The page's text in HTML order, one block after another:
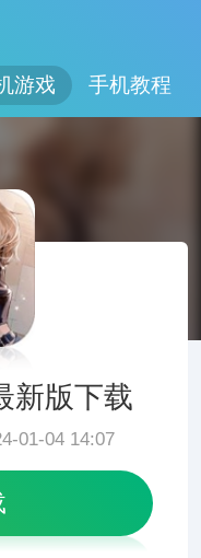
游戏 手机教程
新版下载
01-04 14:07